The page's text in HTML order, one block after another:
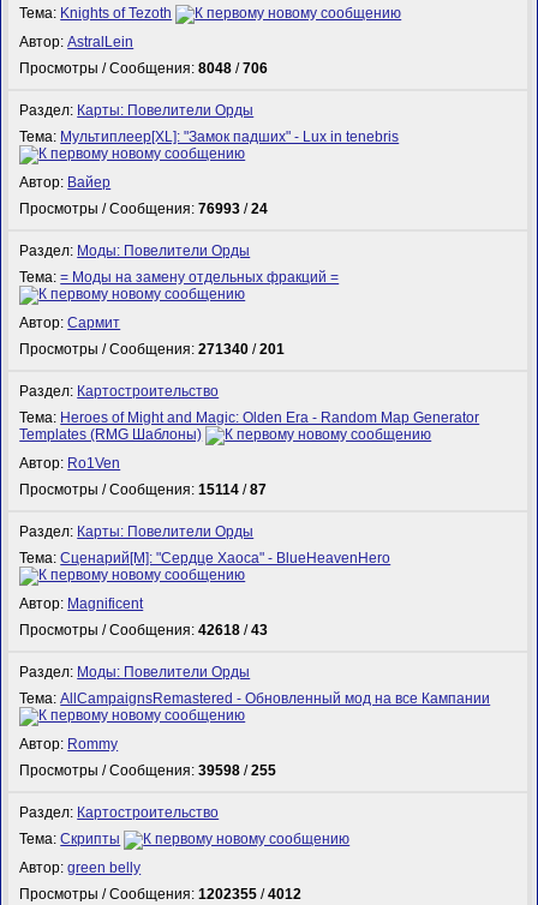
Тема: Knights of Tezoth
Автор:AstralLein
Просмотры / Сообщения:8048 /706
Раздел: Карты: Повелители Орды
Тема: Мультиплеер[XL]: "Замок падших" - Lux in tenebris
Автор: Вайер
Просмотры / Сообщения:76993 /24
Раздел: Моды: Повелители Орды
Тема:= Моды на замену отдельных фракций =
Автор:Сармит
Просмотры / Сообщения:271340 /201
Раздел: Картостроительство
Тема: Heroes of Might and Magic: Olden Era - Random Map Generator
Templates (RMG Шаблоны)
Автор: Ro1Ven
Просмотры / Сообщения:15114 /87
Раздел: Карты: Повелители Орды
Тема:Сценарий[M]: "Сердце Хаоса" - BlueHeavenHero
Автор: Magnificent
Просмотры / Сообщения:42618 /43
Раздел: Моды: Повелители Орды
Тема:AllCampaignsRemastered - Обновленный мод на все Кампании
Автор: Rommy
Просмотры / Сообщения:39598 /255
Раздел: Картостроительство
Тема:Скрипты
Автор:green belly
Просмотры / Сообщения:1202355 /4012